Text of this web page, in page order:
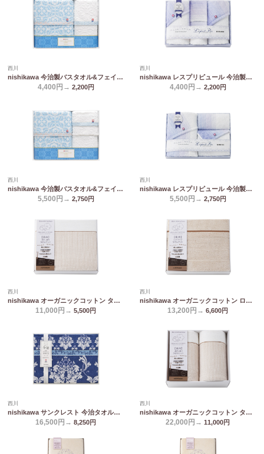
西川
nishikawa 今治製バスタオル&フェイスタオル TT89400505
4,400円→ 2,200円
西川
nishikawa レスプリピュール 今治製フェイスタオル2P&ウォッシュタオル2P TT82403507
4,400円→ 2,200円
西川
nishikawa 今治製バスタオル&フェイスタオル2P TT89500505
5,500円→ 2,750円
西川
nishikawa レスプリピュール 今治製タオルセット TT82503507
5,500円→ 2,750円
西川
nishikawa オーガニックコットン タオルケット RR82010004
11,000円→ 5,500円
西川
nishikawa オーガニックコットン ロングサイズタオルケット RR82210001
13,200円→ 6,600円
西川
nishikawa サンクレスト 今治タオルケット ネイビー RR82510002_800/3_860
16,500円→ 8,250円
西川
nishikawa オーガニックコットン タオルケット2P RR82020006
22,000円→ 11,000円